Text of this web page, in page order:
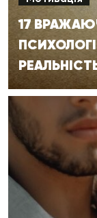
17